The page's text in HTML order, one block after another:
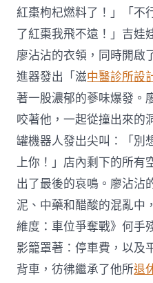
紅棗枸杞燃料了！」「不
了紅棗我飛不遠！」吉娃
廖沾沾的衣領，同時開啟
進器發出「滋中醫診所設
著一股濃郁的蔘味爆發。
咬著他，一起從撞出來的
罐機器人發出尖叫：「別
上你！」店內剩下的所有
出了最後的哀鳴。廖沾沾
泥、中藥和醋酸的混亂中
維度：車位爭奪戰》何手
影籠罩著：停車費，以及
背車，彷彿繼承了他所退